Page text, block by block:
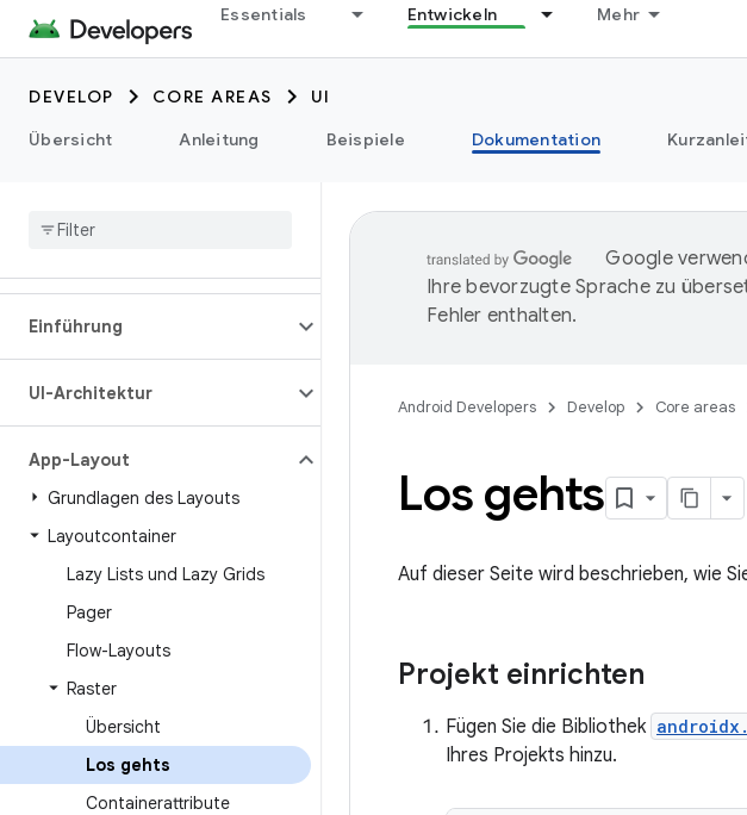
Essentials Entwickeln Mehr
DEVELOP CORE AREAS
UI
Übersicht
Anleitung Beispiele Dokumentation
Einführung
UI-Architektur
App-Layout
Grundlagen des Layouts
Layoutcontainer
Lazy Lists und Lazy Grids
Pager
Flow-Layouts
Raster
Übersicht
Los gehts
Containerattribute
Google
Ihre bevorzugte Sprache zu
Fehler enthalten.
Android Developers Develop Core areas
Los gehts
Auf dieser Seite wird beschrieben, wie
Projekt einrichten
Fügen Sie die Bibliothek
Ihres Projekts hinzu.